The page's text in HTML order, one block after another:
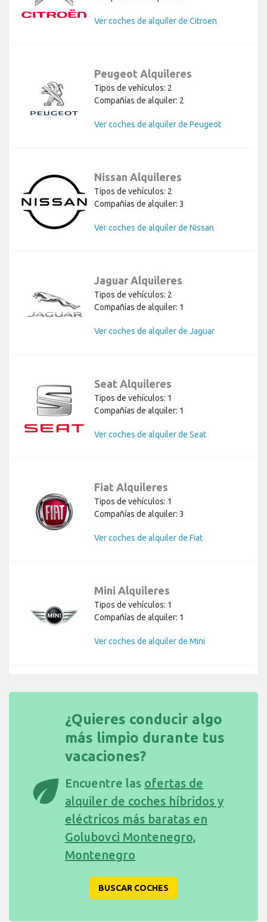
Ver coches de alquiler de Citroen
Peugeot Alquileres
Tipos de vehículos: 2
Compañías de alquiler: 2
Ver coches de alquiler de Peugeot
Nissan Alquileres
Tipos de vehículos: 2
Compañías de alquiler: 3
Ver coches de alquiler de Nissan
Jaguar Alquileres
Tipos de vehículos: 2
Compañías de alquiler: 1
Ver coches de alquiler de Jaguar
Seat Alquileres
Tipos de vehículos: 1
Compañías de alquiler: 1
Ver coches de alquiler de Seat
Fiat Alquileres
Tipos de vehículos: 1
Compañías de alquiler: 3
Ver coches de alquiler de Fiat
Mini Alquileres
Tipos de vehículos: 1
Compañías de alquiler: 1
Ver coches de alquiler de Mini
eco
¿Quieres conducir algo
más limpio durante tus
vacaciones?
Encuentre las ofertas de
alquiler de coches híbridos y
eléctricos más baratas en
Golubovci Montenegro,
Montenegro
BUSCAR COCHES